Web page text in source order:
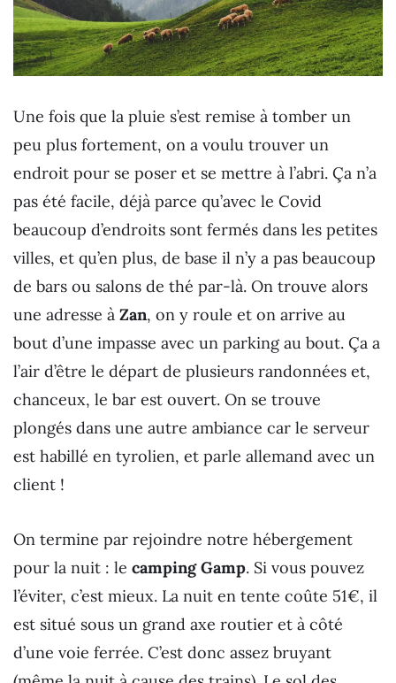
Une fois que la pluie s’est remise à tomber un
peu plus fortement, on a voulu trouver un
endroit pour se poser et se mettre à l’abri. Ça n’a
pas été facile, déjà parce qu’avec le Covid
beaucoup d’endroits sont fermés dans les petites
villes, et qu’en plus, de base il n’y a pas beaucoup
de bars ou salons de thé par-là. On trouve alors
une adresse à Zan, on y roule et on arrive au
bout d’une impasse avec un parking au bout. Ça a
l’air d’être le départ de plusieurs randonnées et,
chanceux, le bar est ouvert. On se trouve
plongés dans une autre ambiance car le serveur
est habillé en tyrolien, et parle allemand avec un
client !
On termine par rejoindre notre hébergement
pour la nuit : le camping Gamp. Si vous pouvez
l’éviter, c’est mieux. La nuit en tente coûte 51€, il
est situé sous un grand axe routier et à côté
d’une voie ferrée. C’est donc assez bruyant